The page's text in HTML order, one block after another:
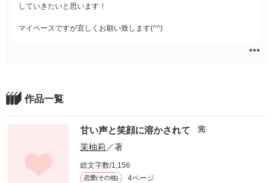
していきたいと思います！
マイペースですが宜しくお願い致します(^^)
作品一覧
甘い声と笑顔に溶かされて 完
茉柚莉 ／著
総文字数/1,156
恋愛(その他) 4ページ